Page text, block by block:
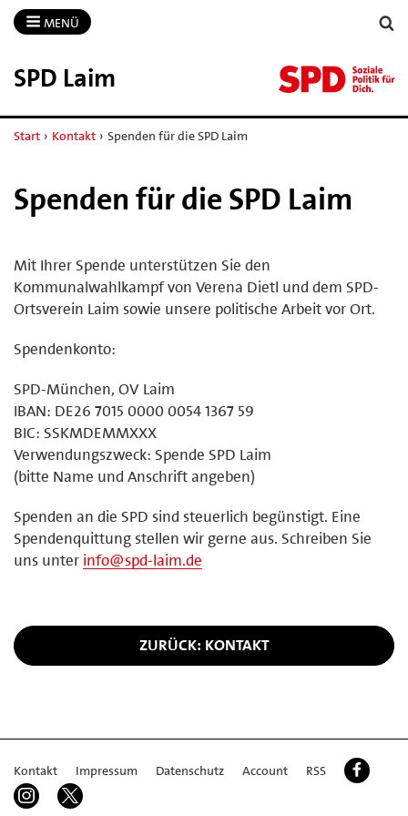
MENÜ
SPD Laim
Start › Kontakt › Spenden für die SPD Laim
Spenden für die SPD Laim
Mit Ihrer Spende unterstützen Sie den
Kommunalwahlkampf von Verena Dietl und dem SPD-
Ortsverein Laim sowie unsere politische Arbeit vor Ort.
Spendenkonto:
SPD-München, OV Laim
IBAN: DE26 7015 0000 0054 1367 59
BIC: SSKMDEMMXXX
Verwendungszweck: Spende SPD Laim
(bitte Name und Anschrift angeben)
Spenden an die SPD sind steuerlich begünstigt. Eine
Spendenquittung stellen wir gerne aus. Schreiben Sie
uns unter info@spd-laim.de
ZURÜCK: KONTAKT
Kontakt Impressum Datenschutz Account RSS